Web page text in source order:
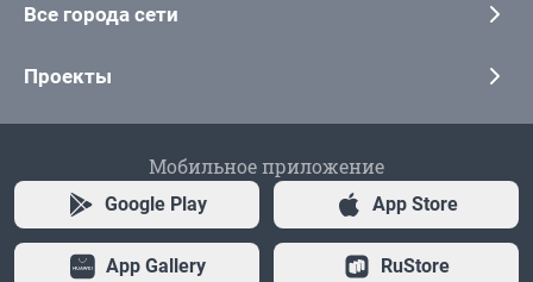
Все города сети
Проекты
Мобильное приложение
Google Play App Store
App Gallery RuStore